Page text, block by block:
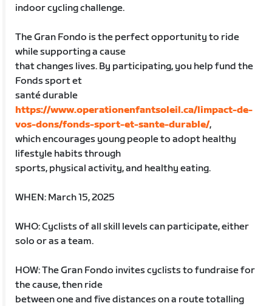
indoor cycling challenge.
The Gran Fondo is the perfect opportunity to ride
while supporting a cause
that changes lives. By participating, you help fund the
Fonds sport et
santé durable
https://www.operationenfantsoleil.ca/limpact-de-
vos-dons/fonds-sport-et-sante-durable/,
which encourages young people to adopt healthy
lifestyle habits through
sports, physical activity, and healthy eating.
WHEN: March 15, 2025
WHO: Cyclists of all skill levels can participate, either
solo or as a team.
HOW: The Gran Fondo invites cyclists to fundraise for
the cause, then ride
between one and five distances on a route totalling